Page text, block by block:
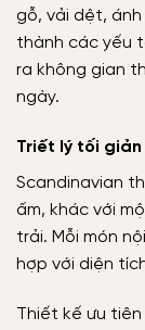
gỗ, vải dệt,
thành các yếu
ra không gian
ngày.
Triết lý tối
Scandinavian
ấm, khác với
trải. Mỗi món
hợp với diện
Thiết kế ưu